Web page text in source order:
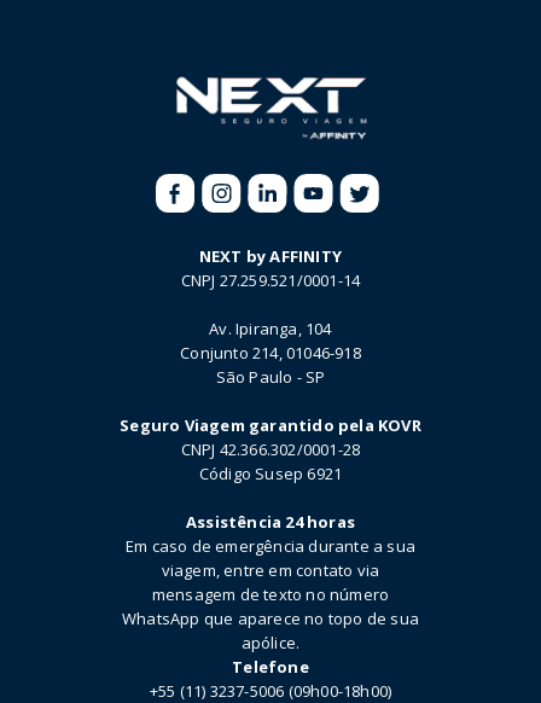
NEXT by AFFINITY
CNPJ 27.259.521/0001-14
Av. Ipiranga, 104
Conjunto 214, 01046-918
São Paulo - SP
Seguro Viagem garantido pela KOVR
CNPJ 42.366.302/0001-28
Código Susep 6921
Assistência 24 horas
Em caso de emergência durante a sua
viagem, entre em contato via
mensagem de texto no número
WhatsApp que aparece no topo de sua
apólice.
Telefone
+55 (11) 3237-5006 (09h00-18h00)